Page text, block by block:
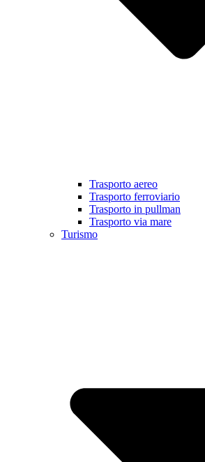
Trasporto aereo
Trasporto ferroviario
Trasporto in pullman
Trasporto via mare
Turismo